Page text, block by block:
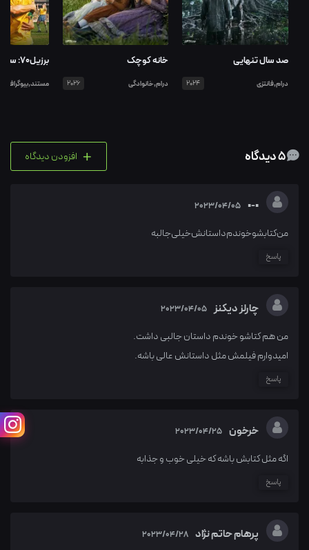
صد سال تنهایی
درام,فانتزی 2024
خانه کوچک
درام,خانوادگی 2026
برزیل70: ستاره سوم
مستند,بیوگرافی
+ افزودن دیدگاه
•-•
2023/04/05
من‌کتابشو‌خوندم‌داستانش‌خیلی‌جالبه
پاسخ
چارلز دیکنز 2023/04/05
من هم کتاشو خوندم داستان جالبی داشت.
امیدوارم فیلمش مثل داستانش عالی باشه.
پاسخ
خرخون 2023/04/25
اگه مثل کتابش باشه که خیلی خوب و جذابه
پاسخ
پرهام حاتم نژاد 2023/04/28